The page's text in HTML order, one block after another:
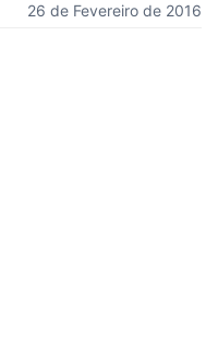
26 de Fevereiro de 2016